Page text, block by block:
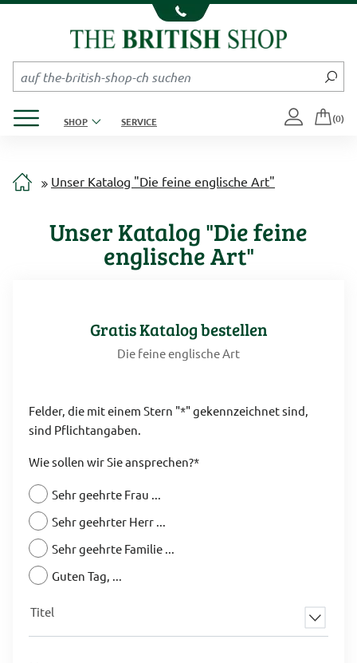
Kompletten Head der Seite überspringen
SHOP SERVICE (0)
Unser Katalog "Die feine englische Art"
Unser Katalog "Die feine
englische Art"
Gratis Katalog bestellen
Die feine englische Art
Felder, die mit einem Stern "*" gekennzeichnet sind,
sind Pflichtangaben.
Wie sollen wir Sie ansprechen?*
Sehr geehrte Frau ...
Sehr geehrter Herr ...
Sehr geehrte Familie ...
Guten Tag, ...